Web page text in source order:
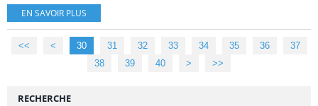
EN SAVOIR PLUS
<< < 10
20
30 31 32 33 34 35 36
37
38
39 40 > >>
RECHERCHE